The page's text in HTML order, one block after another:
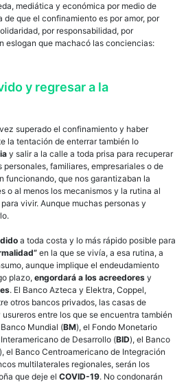
mediática y económica por medio de
de que el confinamiento es por amor, por
por responsabilidad, por
eslogan que machacó las conciencias:
y regresar a la
superado el confinamiento y haber
la tentación de enterrar también lo
y salir a la calle a toda prisa para recuperar
personales, familiares, empresariales o de
funcionando, que nos garantizaban la
o al menos los mecanismos y la rutina al
vivir. Aunque muchas personas y
a toda costa y lo más rápido posible para
en la que se vivía, a esa rutina, a
aunque implique el endeudamiento
plazo, engordará a los acreedores y
. El Banco Azteca y Elektra, Coppel,
otros bancos privados, las casas de
entre los que se encuentra también
Mundial (BM), el Fondo Monetario
de Desarrollo (BID), el Banco
), el Banco Centroamericano de Integración
multilaterales regionales, serán los
que deje el COVID-19. No condonarán